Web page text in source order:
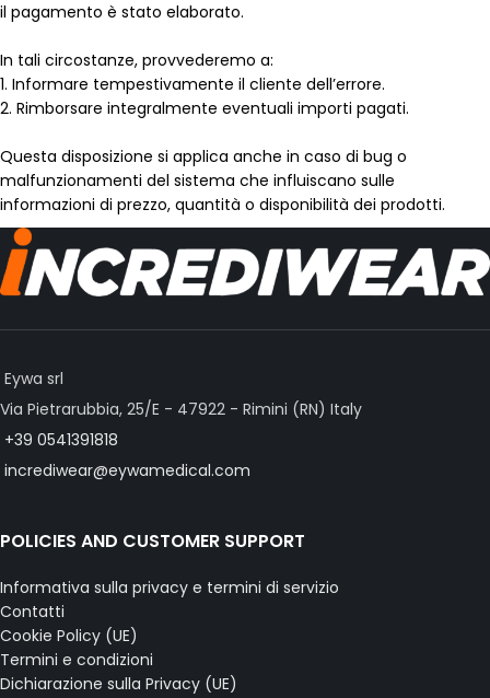
il pagamento è stato elaborato.
In tali circostanze, provvederemo a:
1. Informare tempestivamente il cliente dell’errore.
2. Rimborsare integralmente eventuali importi pagati.
Questa disposizione si applica anche in caso di bug o
malfunzionamenti del sistema che influiscano sulle
informazioni di prezzo, quantità o disponibilità dei prodotti.
Eywa srl
Via Pietrarubbia, 25/E - 47922 - Rimini (RN) Italy
+39 0541391818
incrediwear@eywamedical.com
POLICIES AND CUSTOMER SUPPORT
Informativa sulla privacy e termini di servizio
Contatti
Cookie Policy (UE)
Termini e condizioni
Dichiarazione sulla Privacy (UE)